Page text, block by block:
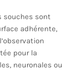
souches sont
adhérente,
pour la
neuronales ou